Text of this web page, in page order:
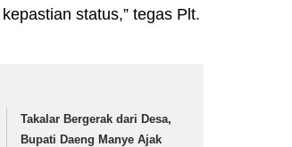
status,” tegas Plt.
Takalar Bergerak dari Desa,
Bupati Daeng Manye Ajak